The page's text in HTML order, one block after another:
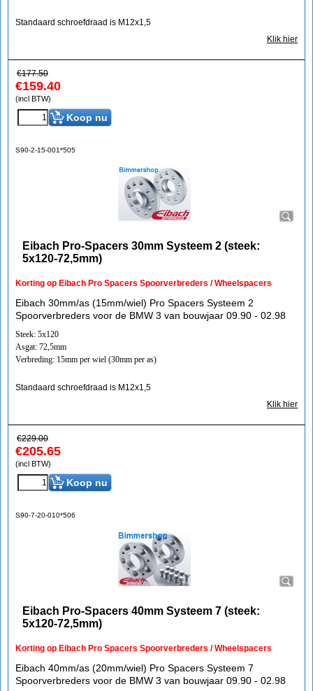
Standaard schroefdraad is M12x1,5
Klik hier
€177.50
€159.40
(incl BTW)
Koop nu
S90-2-15-001*505
Eibach Pro-Spacers 30mm Systeem 2 (steek:
5x120-72,5mm)
Korting op Eibach Pro Spacers Spoorverbreders / Wheelspacers
Eibach 30mm/as (15mm/wiel) Pro Spacers Systeem 2
Spoorverbreders voor de BMW 3 van bouwjaar 09.90 - 02.98
Steek: 5x120
Asgat: 72,5mm
Verbreding: 15mm per wiel (30mm per as)
Standaard schroefdraad is M12x1,5
Klik hier
€229.00
€205.65
(incl BTW)
Koop nu
S90-7-20-010*506
Eibach Pro-Spacers 40mm Systeem 7 (steek:
5x120-72,5mm)
Korting op Eibach Pro Spacers Spoorverbreders / Wheelspacers
Eibach 40mm/as (20mm/wiel) Pro Spacers Systeem 7
Spoorverbreders voor de BMW 3 van bouwjaar 09.90 - 02.98